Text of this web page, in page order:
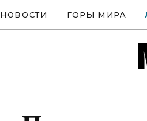
НОВОСТИ ГОРЫ МИРА